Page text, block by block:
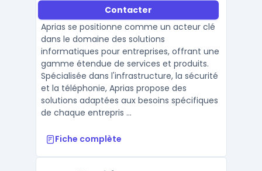
Contacter
Aprias se positionne comme un acteur clé
dans le domaine des solutions
informatiques pour entreprises, offrant une
gamme étendue de services et produits.
Spécialisée dans l'infrastructure, la sécurité
et la téléphonie, Aprias propose des
solutions adaptées aux besoins spécifiques
de chaque entrepris ...
Fiche complète